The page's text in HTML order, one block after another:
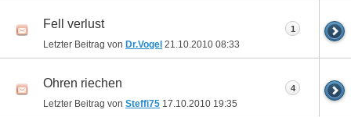
Fell verlust
Letzter Beitrag von Dr.Vogel 21.10.2010 08:33
1
Ohren riechen
Letzter Beitrag von Steffi75 17.10.2010 19:35
4